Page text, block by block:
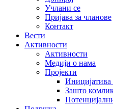
Учлани се
Пријава за чланове
Контакт
Вести
Активности
Активности
Медији о нама
Пројекти
Иницијатива
Зашто